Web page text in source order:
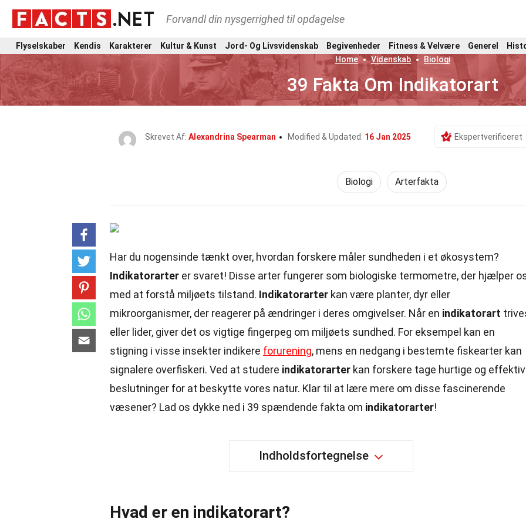
Forvandl din nysgerrighed til opdagelse
Flyselskaber Kendis Karakterer Kultur & Kunst Jord- Og Livsvidenskab Begivenheder Fitness & Velvære Generel
Home
Videnskab Biologi
39 Fakta Om Indikatorart
Skrevet Af: Alexandrina Spearman Modified & Updated: 16 Jan 2025 Ekspertverificeret
Biologi Arterfakta
Har du nogensinde tænkt over, hvordan forskere måler sundheden i et økosystem?
Indikatorarter er svaret! Disse arter fungerer som biologiske termometre, der hjælper
med at forstå miljøets tilstand. Indikatorarter kan være planter, dyr eller
mikroorganismer, der reagerer på ændringer i deres omgivelser. Når en indikatorart
eller lider, giver det os vigtige fingerpeg om miljøets sundhed. For eksempel kan en
stigning i visse insekter indikere forurening, mens en nedgang i bestemte fiskearter kan
signalere overfiskeri. Ved at studere indikatorarter kan forskere tage hurtige og
beslutninger for at beskytte vores natur. Klar til at lære mere om disse fascinerende
væsener? Lad os dykke ned i 39 spændende fakta om indikatorarter!
Indholdsfortegnelse
Hvad er en indikatorart?